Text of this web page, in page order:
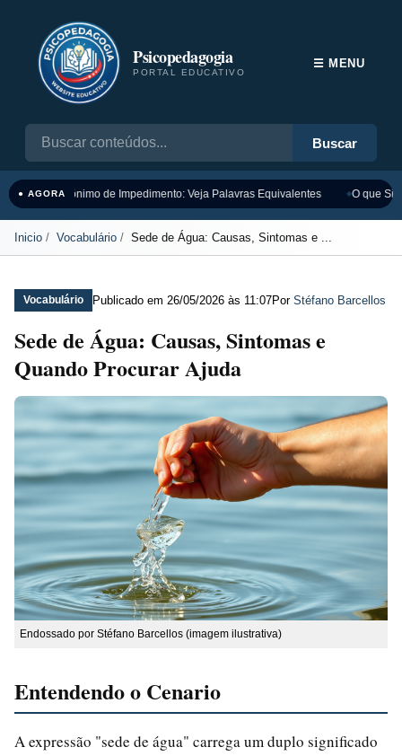
Psicopedagogia
PORTAL EDUCATIVO
Buscar
☰ MENU
● AGORASinônimo de Impedimento: Veja Palavras Equivalentes O que
Inicio Vocabulário Sede de Água: Causas, Sintomas e ...
Vocabulário Publicado em 26/05/2026 às 11:07Por Stéfano Barcellos
Sede de Água: Causas, Sintomas e
Quando Procurar Ajuda
Endossado por Stéfano Barcellos (imagem ilustrativa)
Entendendo o Cenario
A expressão "sede de água" carrega um duplo significado